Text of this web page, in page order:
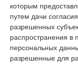
которым
путем дачи
разрешенных
распространения в
персональных
разрешенные для